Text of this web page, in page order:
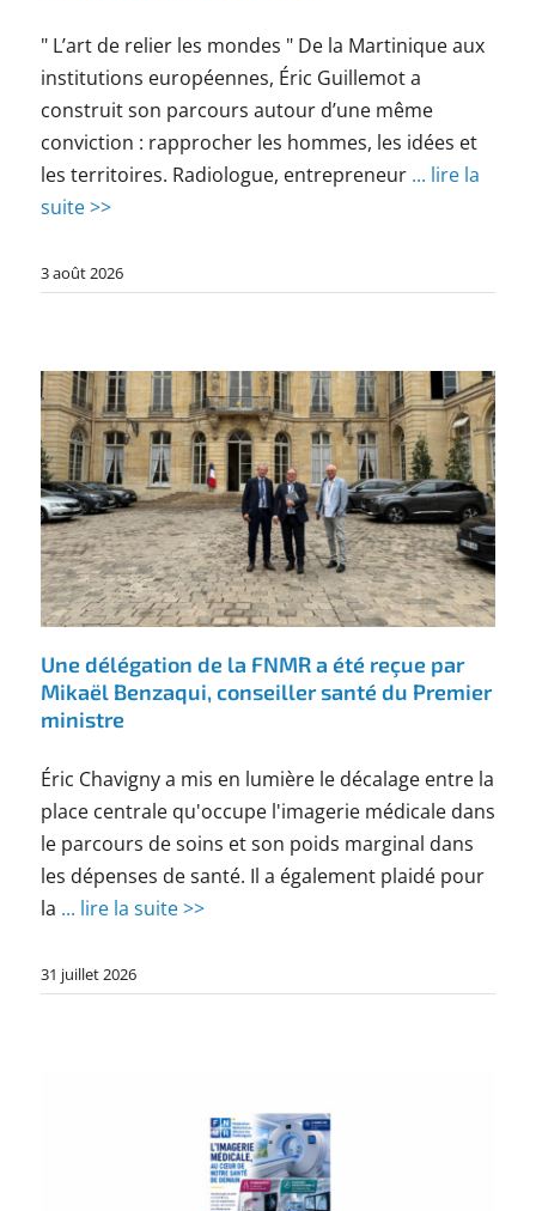
" L’art de relier les mondes " De la Martinique aux
institutions européennes, Éric Guillemot a
construit son parcours autour d’une même
conviction : rapprocher les hommes, les idées et
les territoires. Radiologue, entrepreneur... lire la
suite >>
3 août 2026
Une délégation de la FNMR a été reçue par
Mikaël Benzaqui, conseiller santé du Premier
ministre
Éric Chavigny a mis en lumière le décalage entre la
place centrale qu'occupe l'imagerie médicale dans
le parcours de soins et son poids marginal dans
les dépenses de santé. Il a également plaidé pour
la ... lire la suite >>
31 juillet 2026